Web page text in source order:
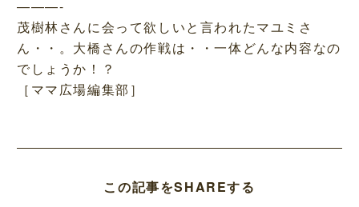
———-
茂樹林さんに会って欲しいと言われたマユミさ
ん・・。大橋さんの作戦は・・一体どんな内容なの
でしょうか！？
［ママ広場編集部］
この記事をSHAREする